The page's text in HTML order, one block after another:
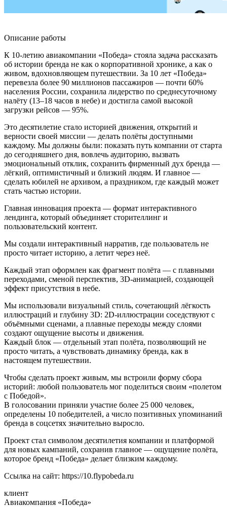
Описание работы
К 10-летию авиакомпании «Победа» стояла задача рассказать
об истории бренда не как о корпоративной хронике, а как о
живом, вдохновляющем путешествии. За 10 лет «Победа»
перевезла более 90 миллионов пассажиров — почти 60%
населения России, сохранила лидерство по среднесуточному
налёту (13–18 часов в небе) и достигла самой высокой
загрузки рейсов — 95%.
Это десятилетие стало историей движения, открытий и
верности своей миссии — делать полёты доступными
каждому. Мы должны были: показать путь компании от старта
до сегодняшнего дня, вовлечь аудиторию, вызвать
эмоциональный отклик, сохранить фирменный дух бренда —
лёгкий, оптимистичный и близкий людям. И главное —
сделать юбилей не архивом, а праздником, где каждый может
стать частью истории.
Главная инновация проекта — формат интерактивного
лендинга, который объединяет сторителлинг и
пользовательский контент.
Мы создали интерактивный нарратив, где пользователь не
просто читает историю, а летит через неё.
Каждый этап оформлен как фрагмент полёта — с плавными
переходами, сменой перспектив, 3D-анимацией, создающей
эффект присутствия в небе.
Мы использовали визуальный стиль, сочетающий лёгкость
иллюстраций и глубину 3D: 2D-иллюстрации соседствуют с
объёмными сценами, а плавные переходы между слоями
создают ощущение высоты и движения.
Каждый блок — отдельный этап полёта, позволяющий не
просто читать, а чувствовать динамику бренда, как в
настоящем путешествии.
Чтобы сделать проект живым, мы встроили форму сбора
историй: любой пользователь мог поделиться своим «полетом
с Победой».
В голосовании приняли участие более 25 000 человек,
определены 10 победителей, а число позитивных упоминаний
бренда в соцсетях значительно выросло.
Проект стал символом десятилетия компании и платформой
для новых кампаний, сохранив главное — ощущение полёта,
которое бренд «Победа» делает близким каждому.
Ссылка на сайт: https://10.flypobeda.ru
клиент
Авиакомпания «Победа»